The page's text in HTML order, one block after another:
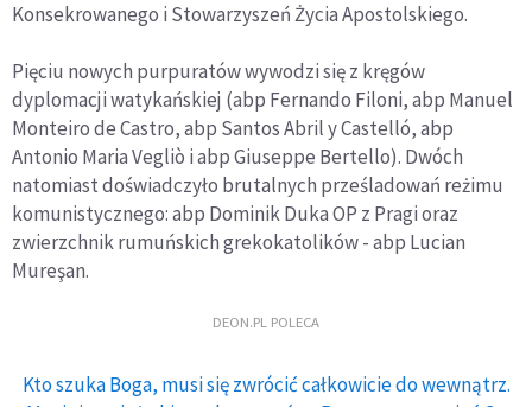
Konsekrowanego i Stowarzyszeń Życia Apostolskiego.
Pięciu nowych purpuratów wywodzi się z kręgów
dyplomacji watykańskiej (abp Fernando Filoni, abp Manuel
Monteiro de Castro, abp Santos Abril y Castelló, abp
Antonio Maria Vegliò i abp Giuseppe Bertello). Dwóch
natomiast doświadczyło brutalnych prześladowań reżimu
komunistycznego: abp Dominik Duka OP z Pragi oraz
zwierzchnik rumuńskich grekokatolików - abp Lucian
Mureşan.
DEON.PL POLECA
Kto szuka Boga, musi się zwrócić całkowicie do wewnątrz.